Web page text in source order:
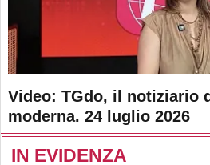
Video: TGdo, il notiziario
moderna. 24 luglio 2026
IN EVIDENZA